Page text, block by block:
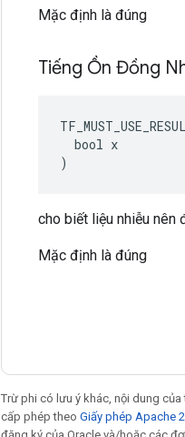
Mặc định là đúng
Tiếng Ồn Đồng
  bool x
)
cho biết liệu nhiễu nên
Mặc định là đúng
Trừ phi có lưu ý khác, nội dung
cấp phép theo Giấy phép Apache